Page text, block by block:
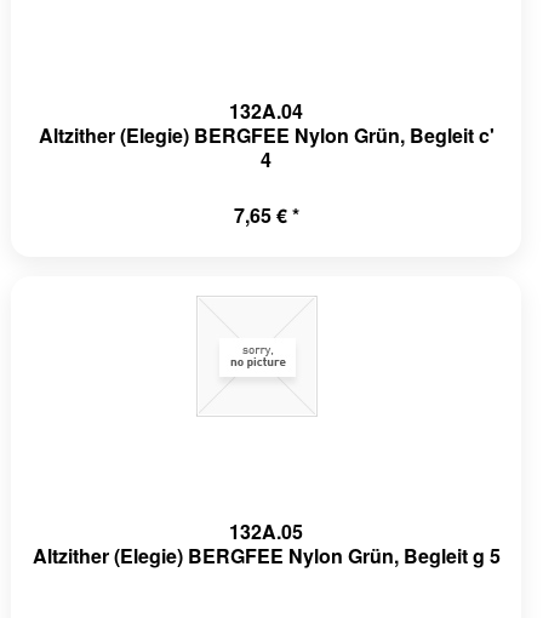
132A.04
Altzither (Elegie) BERGFEE Nylon Grün, Begleit c'
4
7,65 € *
132A.05
Altzither (Elegie) BERGFEE Nylon Grün, Begleit g 5